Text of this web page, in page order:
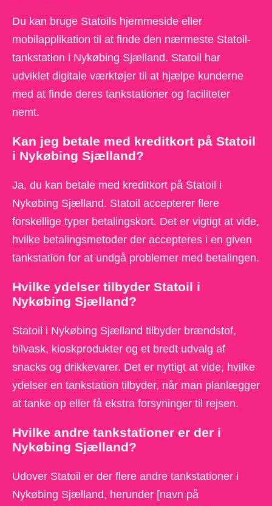
Du kan bruge Statoils hjemmeside eller
mobilapplikation til at finde den nærmeste Statoil-
tankstation i Nykøbing Sjælland. Statoil har
udviklet digitale værktøjer til at hjælpe kunderne
med at finde deres tankstationer og faciliteter
nemt.
Kan jeg betale med kreditkort på Statoil
i Nykøbing Sjælland?
Ja, du kan betale med kreditkort på Statoil i
Nykøbing Sjælland. Statoil accepterer flere
forskellige typer betalingskort. Det er vigtigt at vide,
hvilke betalingsmetoder der accepteres i en given
tankstation for at undgå problemer med betalingen.
Hvilke ydelser tilbyder Statoil i
Nykøbing Sjælland?
Statoil i Nykøbing Sjælland tilbyder brændstof,
bilvask, kioskprodukter og et bredt udvalg af
snacks og drikkevarer. Det er nyttigt at vide, hvilke
ydelser en tankstation tilbyder, når man planlægger
at tanke op eller få ekstra forsyninger til rejsen.
Hvilke andre tankstationer er der i
Nykøbing Sjælland?
Udover Statoil er der flere andre tankstationer i
Nykøbing Sjælland, herunder [navn på